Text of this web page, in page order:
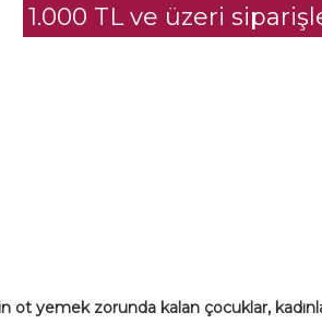
1.000 TL ve üzeri
ot yemek zorunda kalan çocuklar,